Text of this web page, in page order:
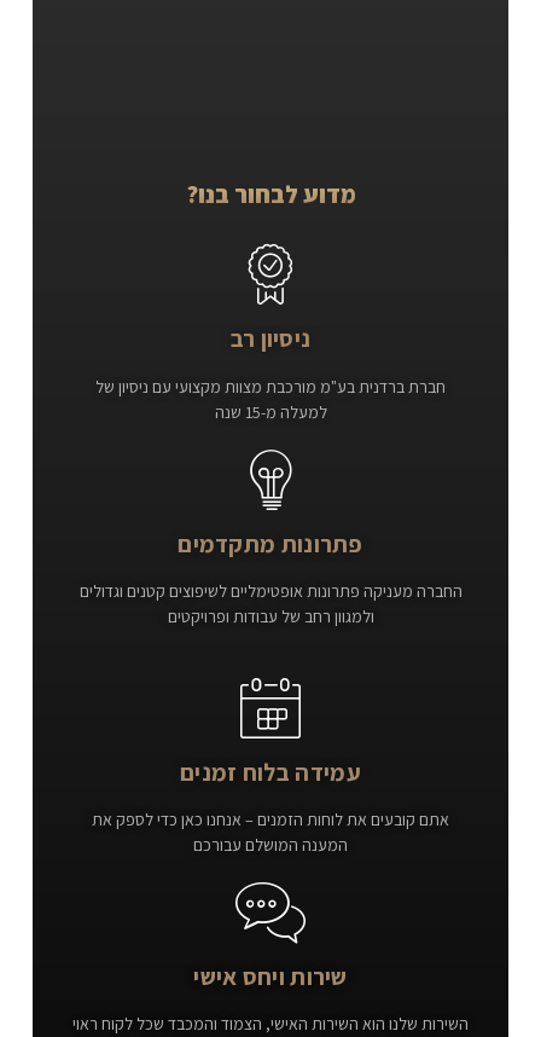
מדוע לבחור בנו?
ניסיון רב
חברת ברדנית בע"מ מורכבת מצוות מקצועי עם ניסיון של
למעלה מ-15 שנה
פתרונות מתקדמים
החברה מעניקה פתרונות אופטימליים לשיפוצים קטנים וגדולים
ולמגוון רחב של עבודות ופרויקטים
עמידה בלוח זמנים
אתם קובעים את לוחות הזמנים – אנחנו כאן כדי לספק את
המענה המושלם עבורכם
שירות ויחס אישי
השירות שלנו הוא השירות האישי, הצמוד והמכבד שכל לקוח ראוי